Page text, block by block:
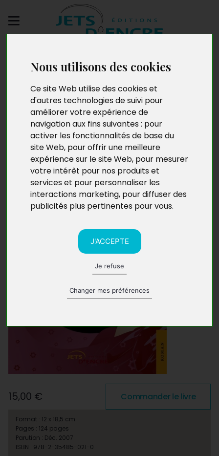
Nous utilisons des cookies
Ce site Web utilise des cookies et
d'autres technologies de suivi pour
améliorer votre expérience de
navigation aux fins suivantes : pour
activer les fonctionnalités de base du
site Web, pour offrir une meilleure
expérience sur le site Web, pour mesurer
votre intérêt pour nos produits et
services et pour personnaliser les
interactions marketing, pour diffuser des
publicités plus pertinentes pour vous.
J'ACCEPTE
Je refuse
Changer mes préférences
manuscrit
L'oeil de la sorcière
15,00 € Commander le livre
Format : 12 x 18,5 cm
Pages : 124 pages
Parution : Déc. 2007
ISBN : 978-2-35485-021-0